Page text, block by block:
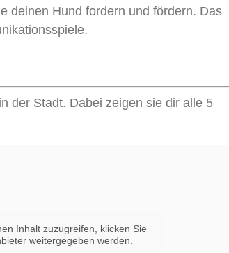
deinen Hund fordern und fördern. Das
der Stadt. Dabei zeigen sie dir alle 5
Inhalt zuzugreifen, klicken Sie
weitergegeben werden.